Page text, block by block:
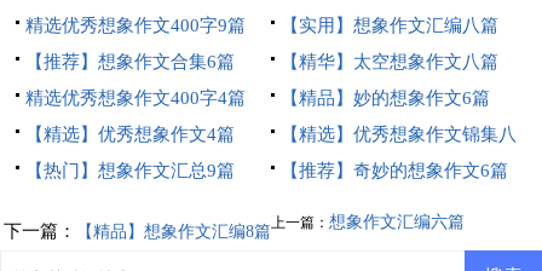
精选优秀想象作文400字9篇
【实用】想象作文汇编八篇
【推荐】想象作文合集6篇
【精华】太空想象作文八篇
精选优秀想象作文400字4篇
【精品】妙的想象作文6篇
【精选】优秀想象作文4篇
【精选】优秀想象作文锦集八
篇
【热门】想象作文汇总9篇 【推荐】奇妙的想象作文6篇
上一篇： 想象作文汇编六篇
下一篇： 【精品】想象作文汇编8篇